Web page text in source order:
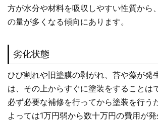
方が水分や材料を吸収しやすい性質から
の量が多くなる傾向にあります。
劣化状態
ひび割れや旧塗膜の剥がれ、苔や藻が発
は、その上からすぐに塗装をすることは
必ず必要な補修を行ってから塗装を行う
よっては1万円弱から数十万円の費用が発